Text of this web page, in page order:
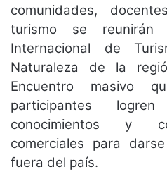
comunidades,
turismo se
Internacional de
Naturaleza de la
Encuentro masivo
participantes
conocimientos y
comerciales para
fuera del país.